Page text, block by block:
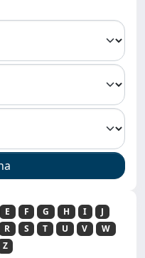
E F G H I
J
R S T U V
W
Z